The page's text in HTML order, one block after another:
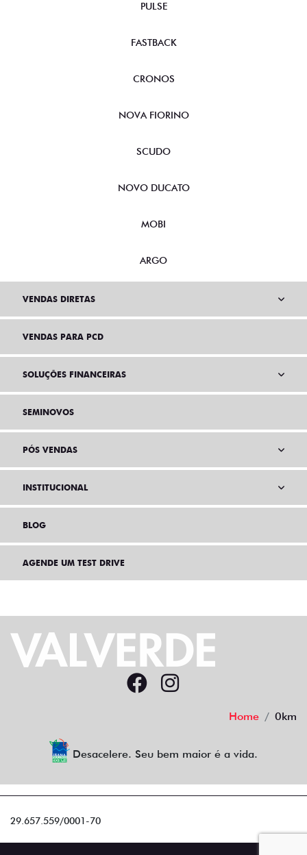
PULSE
FASTBACK
CRONOS
NOVA FIORINO
SCUDO
NOVO DUCATO
MOBI
ARGO
VENDAS DIRETAS
VENDAS PARA PCD
SOLUÇÕES FINANCEIRAS
SEMINOVOS
PÓS VENDAS
INSTITUCIONAL
BLOG
AGENDE UM TEST DRIVE
Home 0km
Desacelere. Seu bem maior é a vida.
29.657.559/0001-70